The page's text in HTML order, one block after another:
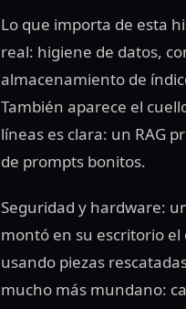
Lo que importa de esta
real: higiene de datos,
almacenamiento de
También aparece el
líneas es clara: un RAG
de prompts bonitos.
Seguridad y hardware:
montó en su escritorio
usando piezas
mucho más mundano: